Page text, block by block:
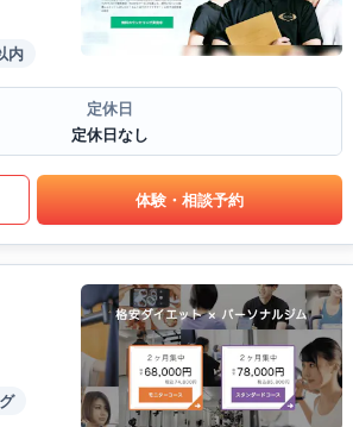
内
定休日
定休日なし
体験・相談予約